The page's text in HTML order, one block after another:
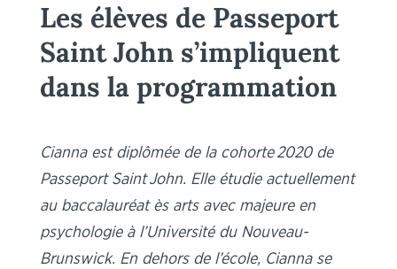
Les élèves de Passeport
Saint John s’impliquent
dans la programmation
Cianna est diplômée de la cohorte 2020 de
Passeport Saint John. Elle étudie actuellement
au baccalauréat ès arts avec majeure en
psychologie à l’Université du Nouveau-
Brunswick. En dehors de l’école, Cianna se